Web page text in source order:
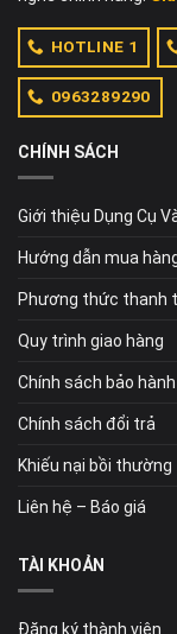
HOTLINE 1
0963289290
CHÍNH SÁCH
Giới thiệu Dụng Cụ
Hướng dẫn mua
Phương thức thanh
Quy trình giao hàng
Chính sách bảo
Chính sách đổi trả
Khiếu nại bồi thường
Liên hệ – Báo giá
TÀI KHOẢN
Đăng ký thành viên